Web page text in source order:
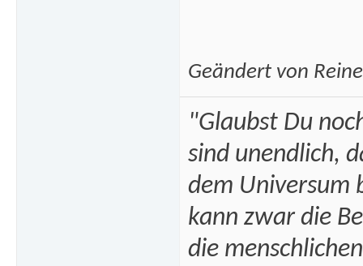
Geändert von
"Glaubst Du
sind unendlich,
dem Universum
kann zwar die
die